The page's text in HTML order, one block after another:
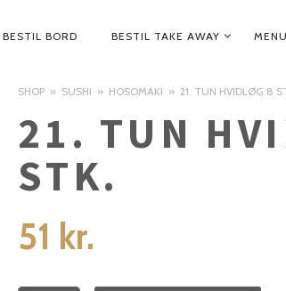
BESTIL BORD BESTIL TAKE AWAY
SHOP SUSHI HOSOMAKI 21. TUN HVIDLØG 8
21. TUN
STK.
51 kr.